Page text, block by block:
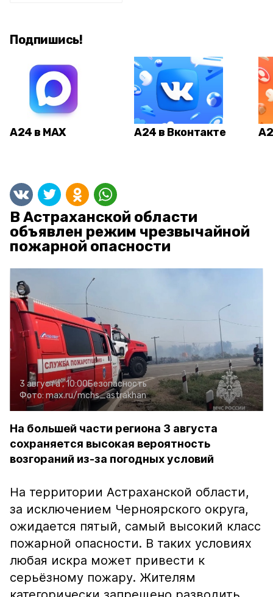
Подпишись!
А24 в MAX А24 в Вконтакте
В Астраханской области
объявлен режим чрезвычайной
пожарной опасности
3 августа , 10:00Безопасность
Фото: max.ru/mchs_astrakhan
На большей части региона 3 августа
сохраняется высокая вероятность
возгораний из-за погодных условий
На территории Астраханской области,
за исключением Черноярского округа,
ожидается пятый, самый высокий класс
пожарной опасности. В таких условиях
любая искра может привести к
серьёзному пожару. Жителям